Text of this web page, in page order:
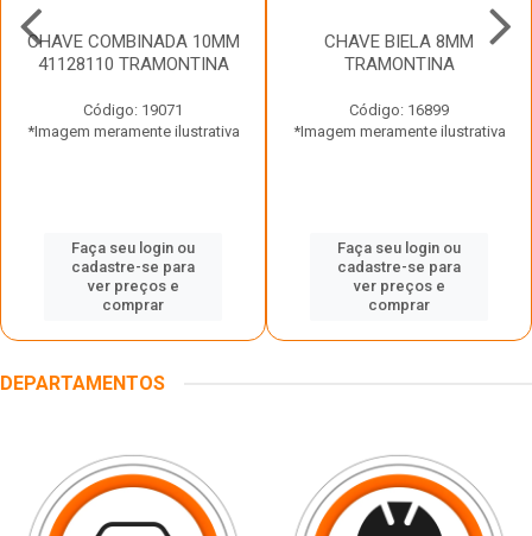
CHAVE COMBINADA 10MM
41128110 TRAMONTINA
Código: 19071
*Imagem meramente ilustrativa
Faça seu login ou
cadastre-se para
ver preços e
comprar
CHAVE BIELA 8MM
TRAMONTINA
Código: 16899
*Imagem meramente ilustrativa
Faça seu login ou
cadastre-se para
ver preços e
comprar
DEPARTAMENTOS